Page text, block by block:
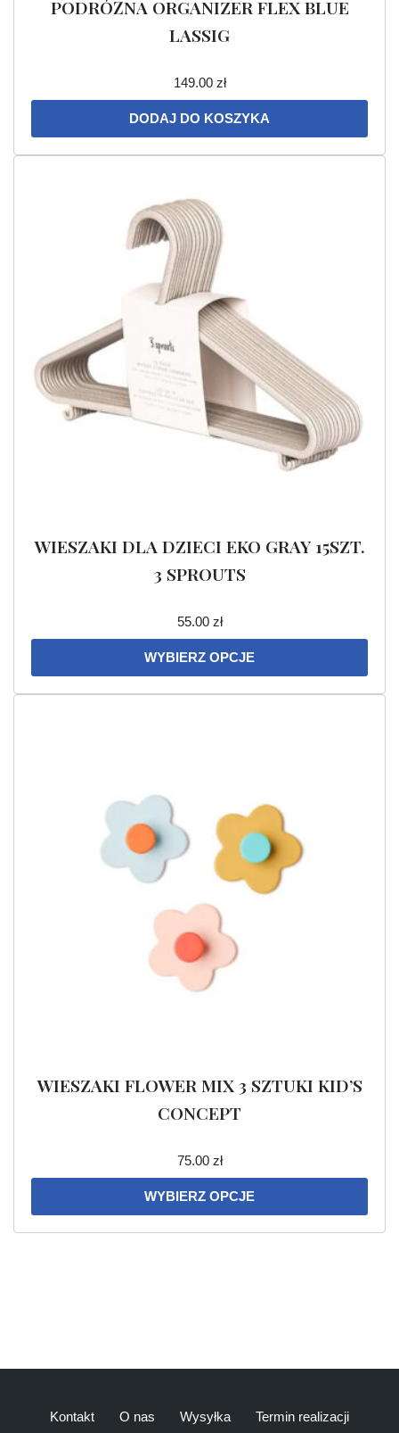
PODRÓŻNA ORGANIZER FLEX BLUE
LASSIG
149.00 zł
DODAJ DO KOSZYKA
WIESZAKI DLA DZIECI EKO GRAY 15SZT.
3 SPROUTS
55.00 zł
WYBIERZ OPCJE
WIESZAKI FLOWER MIX 3 SZTUKI KID’S
CONCEPT
75.00 zł
WYBIERZ OPCJE
Kontakt O nas Wysyłka Termin realizacji